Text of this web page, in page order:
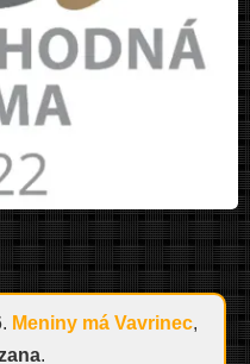
Meniny má Vavrinec,
.